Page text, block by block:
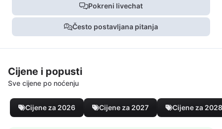
Pokreni livechat
Često postavljana pitanja
Cijene i popusti
Sve cijene po noćenju
Cijene za 2026 Cijene za 2027 Cijene za 2028